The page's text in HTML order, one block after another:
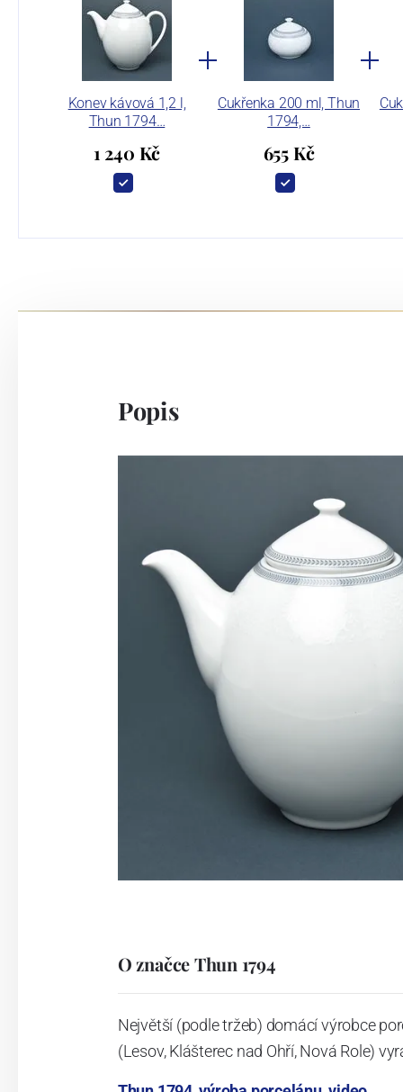
Konev kávová 1,2 l,
Thun 1794…
1 240 Kč
Cukřenka 200 ml, Thun
1794,…
655 Kč
Popis
O značce Thun 1794
Největší (podle tržeb) domácí výrobce
(Lesov, Klášterec nad Ohří, Nová Role)